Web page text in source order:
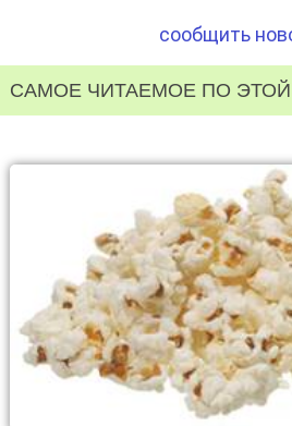
сообщить
САМОЕ ЧИТАЕМОЕ ПО